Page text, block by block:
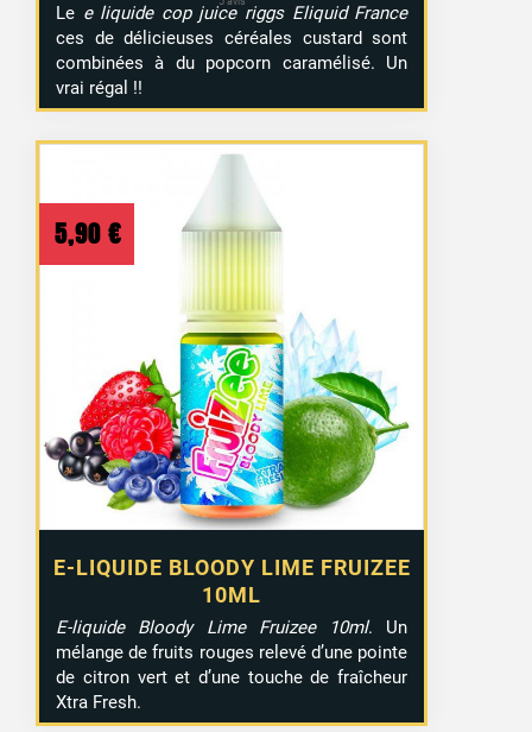
Le e liquide cop juice riggs Eliquid France
ces de délicieuses céréales custard sont
combinées à du popcorn caramélisé. Un
vrai régal !!
E-LIQUIDE BLOODY LIME FRUIZEE
10ML
5,90 €
E-liquide Bloody Lime Fruizee 10ml. Un
mélange de fruits rouges relevé d’une pointe
de citron vert et d’une touche de fraîcheur
Xtra Fresh.